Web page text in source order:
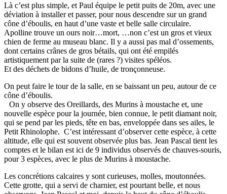
Là c’est plus simple, et Paul équipe le petit puits de 20m, avec une
déviation à installer et passer, pour nous descendre sur un grand
cône d’éboulis, en haut d’une vaste et belle salle circulaire.
Apolline trouve un ours noir…mort, …non c’est un gros et vieux
chien de ferme au museau blanc. Il y a aussi pas mal d’ossements,
dont certains crânes de gros bétails, qui ont été empilés
artistiquement par la suite de (rares ?) visites spéléos.
Et des déchets de bidons d’huile, de tronçonneuse.
On peut faire le tour de la salle, en se baissant un peu, autour de ce
cône d’éboulis.
On y observe des Oreillards, des Murins à moustache et, une
nouvelle espèce pour la journée, bien connue, le petit diamant noir,
qui se pend par les pieds, tête en bas, enveloppée dans ses ailes, le
Petit Rhinolophe. C’est intéressant d’observer cette espèce, à cette
altitude, elle qui est souvent observée plus bas. Jean Pascal tient les
comptes et le bilan est ici de 9 individus observés de chauves-souris,
pour 3 espèces, avec le plus de Murins à moustache.
Les concrétions calcaires y sont curieuses, molles, moutonnées.
Cette grotte, qui a servi de charnier, est pourtant belle, et nous